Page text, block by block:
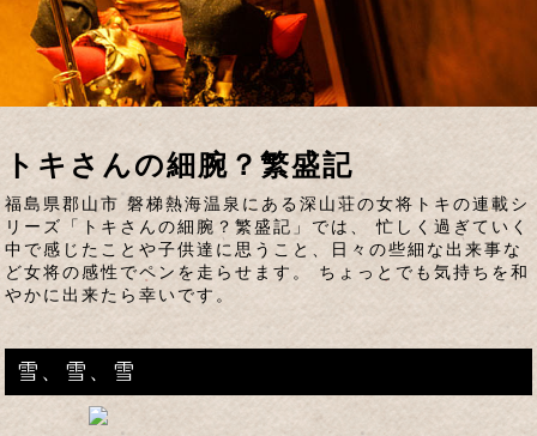
トキさんの細腕？繁盛記
福島県郡山市 磐梯熱海温泉にある深山荘の女将トキの連載シ
リーズ「トキさんの細腕？繁盛記」では、 忙しく過ぎていく
中で感じたことや子供達に思うこと、日々の些細な出来事な
ど女将の感性でペンを走らせます。 ちょっとでも気持ちを和
やかに出来たら幸いです。
雪、雪、雪